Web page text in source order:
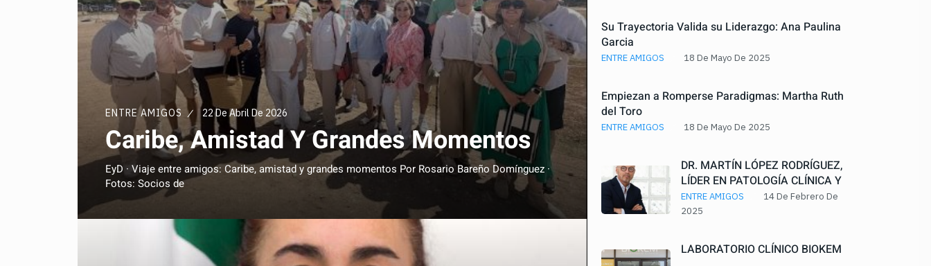
ENTRE AMIGOS 22 De Abril De 2026
Caribe, Amistad Y Grandes Momentos
EyD · Viaje entre amigos: Caribe, amistad y grandes momentos Por Rosario Bareño Domínguez ·
Fotos: Socios de
Su Trayectoria Valida su Liderazgo: Ana Paulina
Garcia
ENTRE AMIGOS 18 De Mayo De 2025
Empiezan a Romperse Paradigmas: Martha Ruth
del Toro
ENTRE AMIGOS 18 De Mayo De 2025
DR. MARTÍN LÓPEZ RODRÍGUEZ,
LÍDER EN PATOLOGÍA CLÍNICA Y
VISIÓN TRANSFORMADORA
PARA LATINOAMÉRICA
ENTRE AMIGOS
14 De Febrero De
2025
LABORATORIO CLÍNICO BIOKEM